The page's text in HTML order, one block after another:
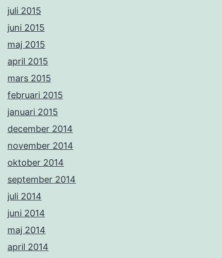
juli 2015
juni 2015
maj 2015
april 2015
mars 2015
februari 2015
januari 2015
december 2014
november 2014
oktober 2014
september 2014
juli 2014
juni 2014
maj 2014
april 2014